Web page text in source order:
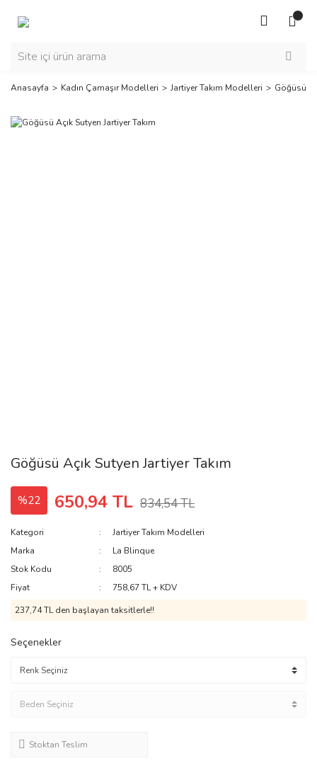
Anasayfa Kadın Çamaşır Modelleri Jartiyer Takım Modelleri Göğüsü
Göğüsü Açık Sutyen Jartiyer Takım
%22 650,94 TL 834,54 TL
Kategori
Jartiyer Takım Modelleri
Marka
La Blinque
Stok Kodu
8005
Fiyat
758,67 TL + KDV
237,74 TL den başlayan taksitlerle!!
Seçenekler
Stoktan Teslim